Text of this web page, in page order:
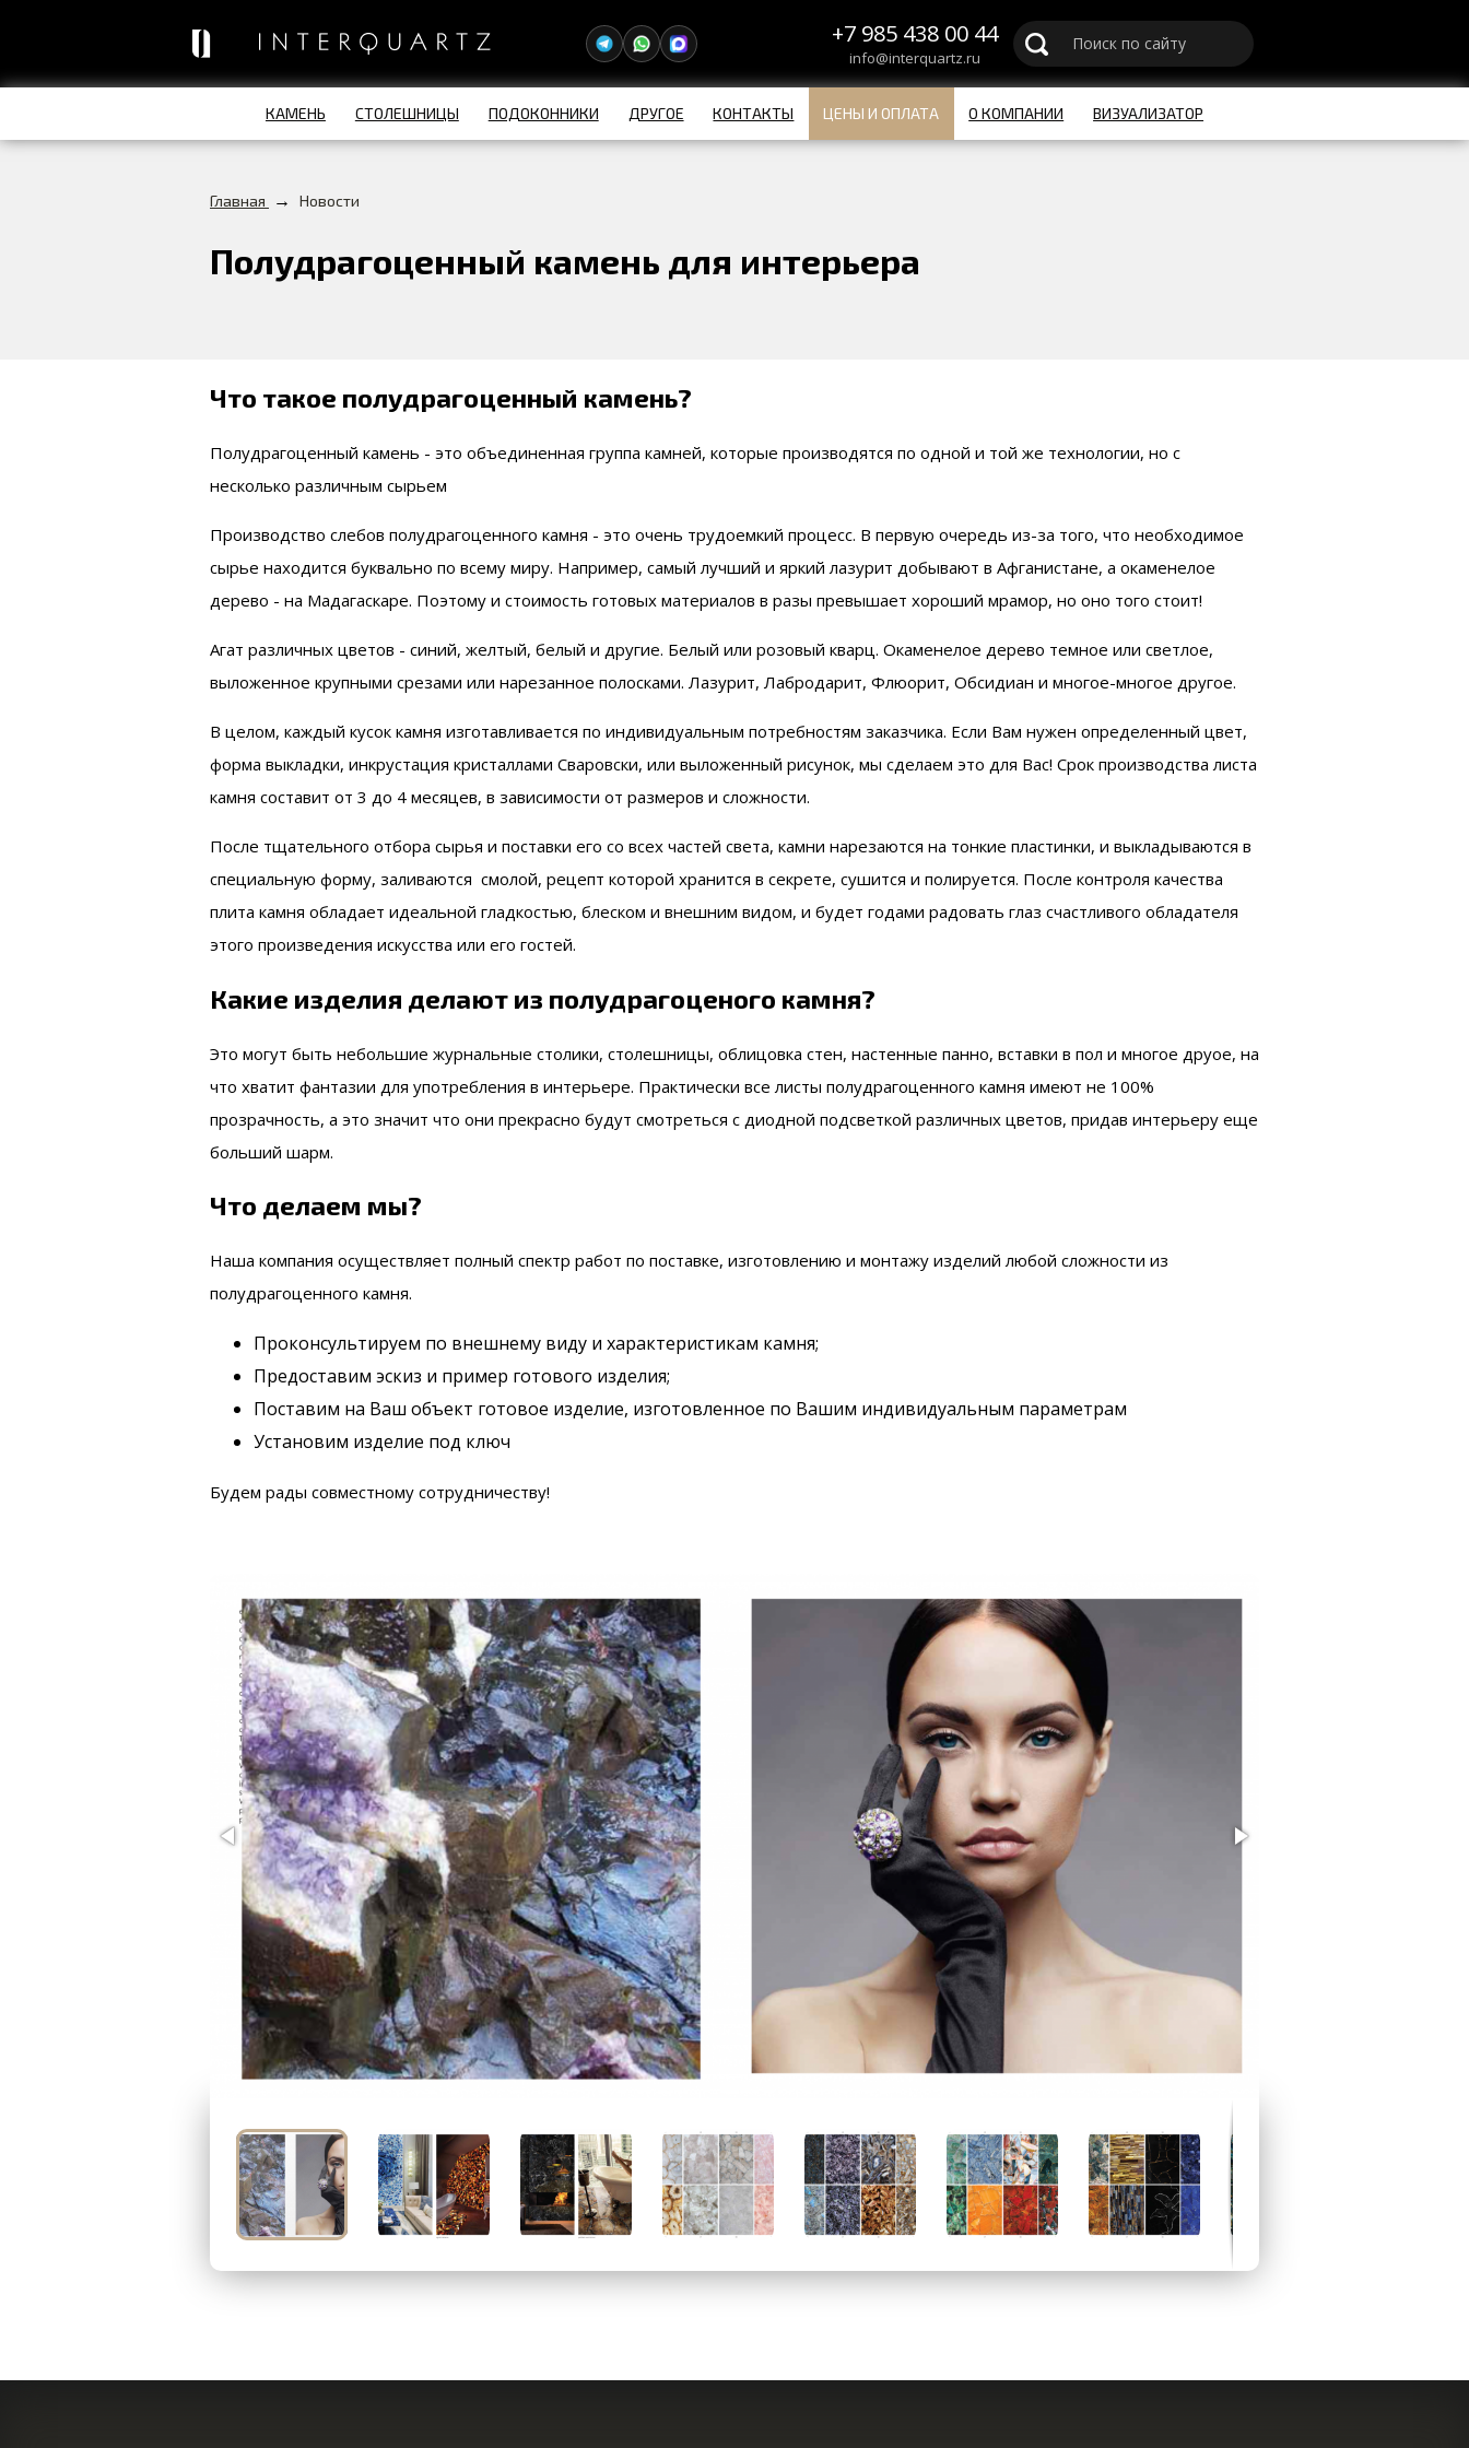
+7 985 438 00 44
info@interquartz.ru
КАМЕНЬ СТОЛЕШНИЦЫ ПОДОКОННИКИ ДРУГОЕ КОНТАКТЫ ЦЕНЫ И ОПЛАТА О КОМПАНИИ ВИЗУАЛИЗАТОР
Главная → Новости
Полудрагоценный камень для интерьера
Что такое полудрагоценный камень?
Полудрагоценный камень - это объединенная группа камней, которые производятся по одной и той же технологии, но с
несколько различным сырьем
Производство слебов полудрагоценного камня - это очень трудоемкий процесс. В первую очередь из-за того, что необходимое
сырье находится буквально по всему миру. Например, самый лучший и яркий лазурит добывают в Афганистане, а окаменелое
дерево - на Мадагаскаре. Поэтому и стоимость готовых материалов в разы превышает хороший мрамор, но оно того стоит!
Агат различных цветов - синий, желтый, белый и другие. Белый или розовый кварц. Окаменелое дерево темное или светлое,
выложенное крупными срезами или нарезанное полосками. Лазурит, Лабродарит, Флюорит, Обсидиан и многое-многое другое.
В целом, каждый кусок камня изготавливается по индивидуальным потребностям заказчика. Если Вам нужен определенный цвет,
форма выкладки, инкрустация кристаллами Сваровски, или выложенный рисунок, мы сделаем это для Вас! Срок производства листа
камня составит от 3 до 4 месяцев, в зависимости от размеров и сложности.
После тщательного отбора сырья и поставки его со всех частей света, камни нарезаются на тонкие пластинки, и выкладываются в
специальную форму, заливаются смолой, рецепт которой хранится в секрете, сушится и полируется. После контроля качества
плита камня обладает идеальной гладкостью, блеском и внешним видом, и будет годами радовать глаз счастливого обладателя
этого произведения искусства или его гостей.
Какие изделия делают из полудрагоценого камня?
Это могут быть небольшие журнальные столики, столешницы, облицовка стен, настенные панно, вставки в пол и многое друое, на
что хватит фантазии для употребления в интерьере. Практически все листы полудрагоценного камня имеют не 100%
прозрачность, а это значит что они прекрасно будут смотреться с диодной подсветкой различных цветов, придав интерьеру еще
больший шарм.
Что делаем мы?
Наша компания осуществляет полный спектр работ по поставке, изготовлению и монтажу изделий любой сложности из
полудрагоценного камня.
Проконсультируем по внешнему виду и характеристикам камня;
Предоставим эскиз и пример готового изделия;
Поставим на Ваш объект готовое изделие, изготовленное по Вашим индивидуальным параметрам
Установим изделие под ключ
Будем рады совместному сотрудничеству!